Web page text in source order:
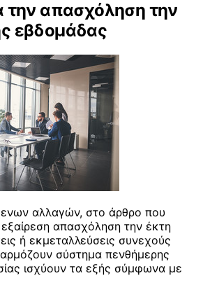
την απασχόληση την
εβδομάδας
αλλαγών, στο άρθρο που
εξαίρεση απασχόληση την έκτη
ή εκμεταλλεύσεις συνεχούς
σύστημα πενθήμερης
ισχύουν τα εξής σύμφωνα με